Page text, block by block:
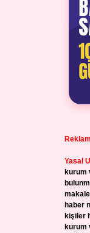
Yasal
kurum
haber
kişiler
kurum